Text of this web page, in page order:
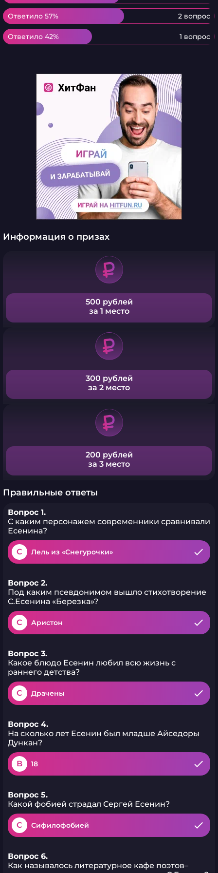
Ответило 57% 2 вопрос
Ответило 57%
Ответило 42% 1 вопрос
Ответило 42%
Информация о призах
500 рублей
за 1 место
300 рублей
за 2 место
200 рублей
за 3 место
Правильные ответы
Вопрос 1.
С каким персонажем современники сравнивали
Есенина?
C Лель из «Снегурочки»
Вопрос 2.
Под каким псевдонимом вышло стихотворение
С.Есенина «Березка»?
C Аристон
Вопрос 3.
Какое блюдо Есенин любил всю жизнь с
раннего детства?
C Драчены
Вопрос 4.
На сколько лет Есенин был младше Айседоры
Дункан?
B 18
Вопрос 5.
Какой фобией страдал Сергей Есенин?
C Сифилофобией
Вопрос 6.
Как называлось литературное кафе поэтов–